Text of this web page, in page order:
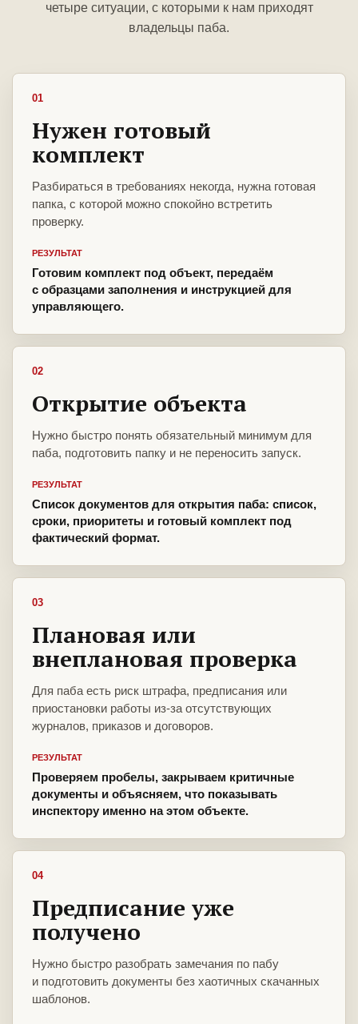
четыре ситуации, с которыми к нам приходят
владельцы паба.
01
Нужен готовый
комплект
Разбираться в требованиях некогда, нужна готовая
папка, с которой можно спокойно встретить
проверку.
РЕЗУЛЬТАТ
Готовим комплект под объект, передаём
с образцами заполнения и инструкцией для
управляющего.
02
Открытие объекта
Нужно быстро понять обязательный минимум для
паба, подготовить папку и не переносить запуск.
РЕЗУЛЬТАТ
Список документов для открытия паба: список,
сроки, приоритеты и готовый комплект под
фактический формат.
03
Плановая или
внеплановая проверка
Для паба есть риск штрафа, предписания или
приостановки работы из-за отсутствующих
журналов, приказов и договоров.
РЕЗУЛЬТАТ
Проверяем пробелы, закрываем критичные
документы и объясняем, что показывать
инспектору именно на этом объекте.
04
Предписание уже
получено
Нужно быстро разобрать замечания по пабу
и подготовить документы без хаотичных скачанных
шаблонов.